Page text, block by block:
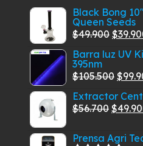
Black Bong
Queen Seeds
$49.900 El
precio
era:
$
Barra luz UV
395nm
$105.500 El
precio
$
Extractor
$56.700 El
$
Prensa Agri